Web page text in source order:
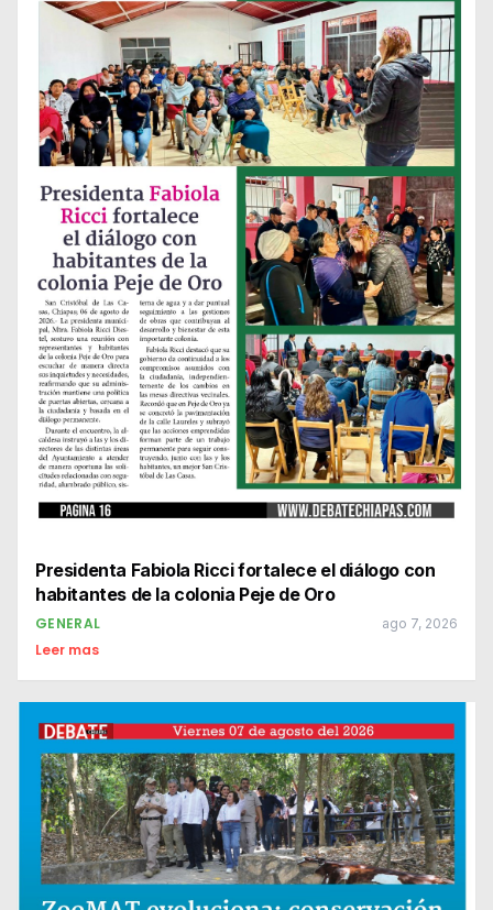
Presidenta Fabiola Ricci fortalece el diálogo con
habitantes de la colonia Peje de Oro
GENERAL ago 7, 2026
Leer mas